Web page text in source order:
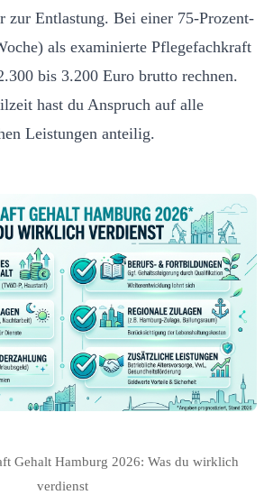
zur Entlastung. Bei einer 75-Prozent-
als examinierte Pflegefachkraft
bis 3.200 Euro brutto rechnen.
hast du Anspruch auf alle
Leistungen anteilig.
Gehalt Hamburg 2026: Was du wirklich
verdienst